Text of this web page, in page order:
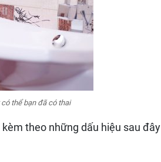
thể bạn đã có thai
theo những dấu hiệu sau đây